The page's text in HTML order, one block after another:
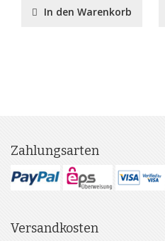
In den Warenkorb
Zahlungsarten
Versandkosten